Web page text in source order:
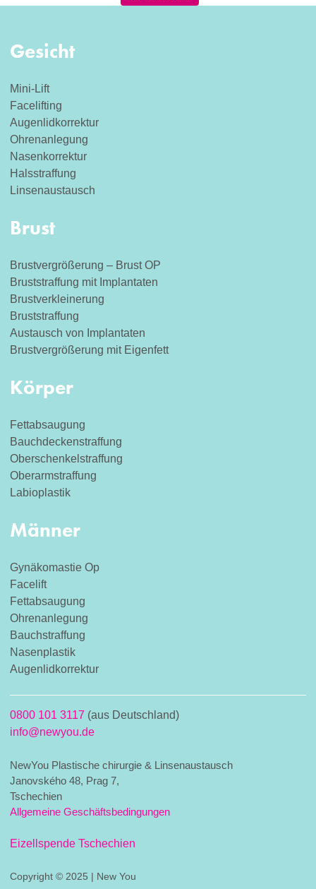
Gesicht
Mini-Lift
Facelifting
Augenlidkorrektur
Ohrenanlegung
Nasenkorrektur
Halsstraffung
Linsenaustausch
Brust
Brustvergrößerung – Brust OP
Bruststraffung mit Implantaten
Brustverkleinerung
Bruststraffung
Austausch von Implantaten
Brustvergrößerung mit Eigenfett
Körper
Fettabsaugung
Bauchdeckenstraffung
Oberschenkelstraffung
Oberarmstraffung
Labioplastik
Männer
Gynäkomastie Op
Facelift
Fettabsaugung
Ohrenanlegung
Bauchstraffung
Nasenplastik
Augenlidkorrektur
0800 101 3117 (aus Deutschland)
info@newyou.de
NewYou Plastische chirurgie & Linsenaustausch
Janovského 48, Prag 7,
Tschechien
Allgemeine Geschäftsbedingungen
Eizellspende Tschechien
Copyright © 2025 | New You